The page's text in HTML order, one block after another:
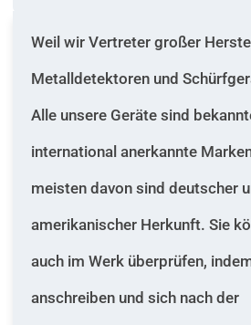
Weil wir Vertreter großer
Metalldetektoren und
Alle unsere Geräte sind
international anerkannte
meisten davon sind deutscher
amerikanischer Herkunft. Sie
auch im Werk überprüfen,
anschreiben und sich nach der